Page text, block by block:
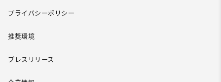
プライバシーポリシー
推奨環境
プレスリリース